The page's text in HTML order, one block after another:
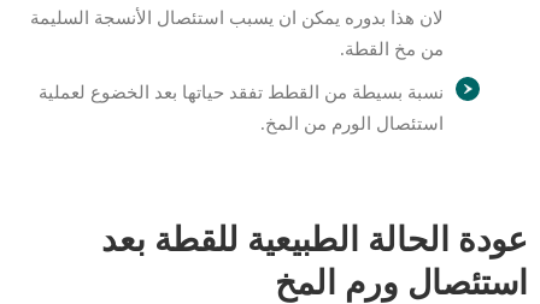
لان هذا بدوره يمكن ان يسبب استئصال الأنسجة السليمة
من مخ القطة.
نسبة بسيطة من القطط تفقد حياتها بعد الخضوع لعملية
استئصال الورم من المخ.
عودة الحالة الطبيعية للقطة بعد
استئصال ورم المخ